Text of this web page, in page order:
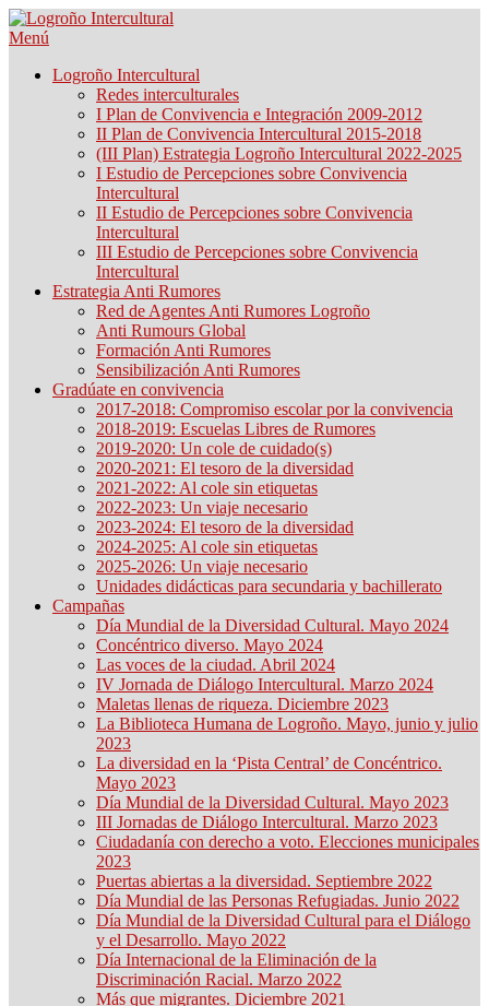
Saltar
contenido
Menú
Logroño Intercultural
Redes interculturales
I Plan de Convivencia e Integración 2009-2012
II Plan de Convivencia Intercultural 2015-2018
(III Plan) Estrategia Logroño Intercultural 2022-2025
I Estudio de Percepciones sobre Convivencia
Intercultural
II Estudio de Percepciones sobre Convivencia
Intercultural
III Estudio de Percepciones sobre Convivencia
Intercultural
Estrategia Anti Rumores
Red de Agentes Anti Rumores Logroño
Anti Rumours Global
Formación Anti Rumores
Sensibilización Anti Rumores
Gradúate en convivencia
2017-2018: Compromiso escolar por la convivencia
2018-2019: Escuelas Libres de Rumores
2019-2020: Un cole de cuidado(s)
2020-2021: El tesoro de la diversidad
2021-2022: Al cole sin etiquetas
2022-2023: Un viaje necesario
2023-2024: El tesoro de la diversidad
2024-2025: Al cole sin etiquetas
2025-2026: Un viaje necesario
Unidades didácticas para secundaria y bachillerato
Campañas
Día Mundial de la Diversidad Cultural. Mayo 2024
Concéntrico diverso. Mayo 2024
Las voces de la ciudad. Abril 2024
IV Jornada de Diálogo Intercultural. Marzo 2024
Maletas llenas de riqueza. Diciembre 2023
La Biblioteca Humana de Logroño. Mayo, junio y julio
2023
La diversidad en la ‘Pista Central’ de Concéntrico.
Mayo 2023
Día Mundial de la Diversidad Cultural. Mayo 2023
III Jornadas de Diálogo Intercultural. Marzo 2023
Ciudadanía con derecho a voto. Elecciones municipales
2023
Puertas abiertas a la diversidad. Septiembre 2022
Día Mundial de las Personas Refugiadas. Junio 2022
Día Mundial de la Diversidad Cultural para el Diálogo
y el Desarrollo. Mayo 2022
Día Internacional de la Eliminación de la
Discriminación Racial. Marzo 2022
Más que migrantes. Diciembre 2021